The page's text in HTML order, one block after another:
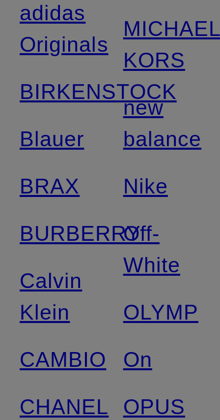
adidas
Originals
BIRKENSTOCK
Blauer
BRAX
BURBERRY
Calvin
Klein
CAMBIO
CHANEL
KORS
new
balance
Nike
Off-
White
OLYMP
On
OPUS